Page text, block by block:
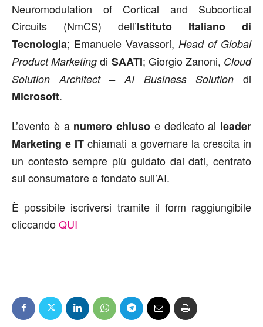
Neuromodulation of Cortical and Subcortical
Circuits (NmCS) dell’Istituto Italiano di
Tecnologia; Emanuele Vavassori, Head of Global
Product Marketing di SAATI; Giorgio Zanoni, Cloud
Solution Architect – AI Business Solution di
Microsoft.
L’evento è a numero chiuso e dedicato ai leader
Marketing e IT chiamati a governare la crescita in
un contesto sempre più guidato dai dati, centrato
sul consumatore e fondato sull’AI.
È possibile iscriversi tramite il form raggiungibile
cliccandoQUI